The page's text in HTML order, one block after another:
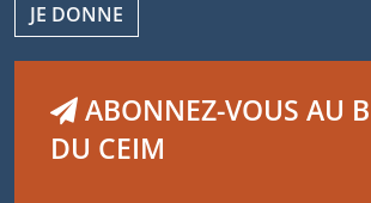
JE DONNE
ABONNEZ-VOUS AU
DU CEIM